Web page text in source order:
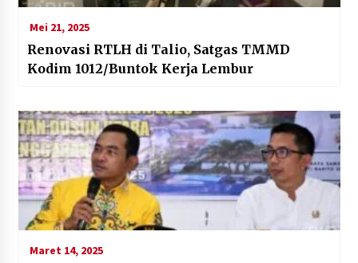
Mei 21, 2025
Renovasi RTLH di Talio, Satgas TMMD
Kodim 1012/Buntok Kerja Lembur
Maret 14, 2025